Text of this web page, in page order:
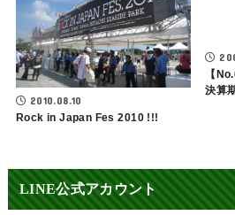
2010.08.10
Rock in Japan Fes 2010 !!!
【
決算
LINE公式アカウント